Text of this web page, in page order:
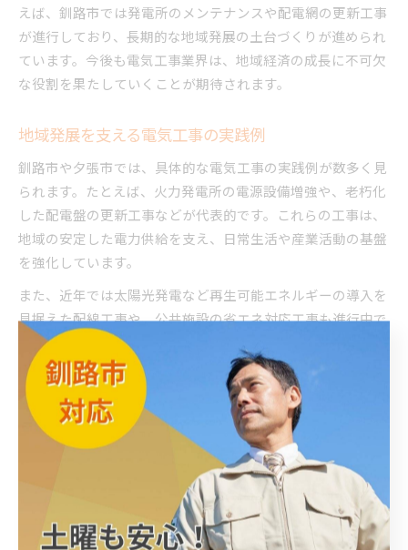
えば、釧路市では発電所のメンテナンスや配電網の更新工事
が進行しており、長期的な地域発展の土台づくりが進められ
ています。今後も電気工事業界は、地域経済の成長に不可欠
な役割を果たしていくことが期待されます。
地域発展を支える電気工事の実践例
釧路市や夕張市では、具体的な電気工事の実践例が数多く見
られます。たとえば、火力発電所の電源設備増強や、老朽化
した配電盤の更新工事などが代表的です。これらの工事は、
地域の安定した電力供給を支え、日常生活や産業活動の基盤
を強化しています。
また、近年では太陽光発電など再生可能エネルギーの導入を
見据えた配線工事や、公共施設の省エネ対応工事も進行中で
す。こうした実践例を通じて、電気工事業者は地域のニーズ
に応える柔軟な対応力と、確かな技術力を発揮しています。
地元住民からも「施工中の丁寧な説明や要望への迅速な対応
が安心できた」といった声が寄せられており、信頼性の高さ
がうかがえます。
電気工事で進む持続可能なまちづくり
持続可能なまちづくりの実現には、電気工事が不可欠です。
釧路市・夕張市では、省エネ設備の導入や再生可能エネルギ